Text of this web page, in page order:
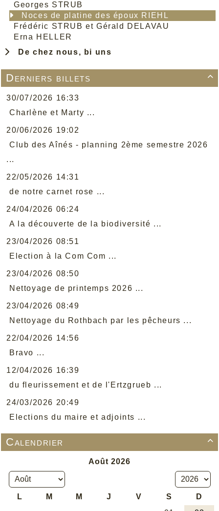
Georges STRUB
Noces de platine des époux RIEHL
Frédéric STRUB et Gérald DELAVAU
Erna HELLER
De chez nous, bi uns

Derniers billets
30/07/2026 16:33
Charlène et Marty ...
20/06/2026 19:02
Club des Aînés - planning 2ème semestre 2026
...
22/05/2026 14:31
de notre carnet rose ...
24/04/2026 06:24
A la découverte de la biodiversité ...
23/04/2026 08:51
Election à la Com Com ...
23/04/2026 08:50
Nettoyage de printemps 2026 ...
23/04/2026 08:49
Nettoyage du Rothbach par les pêcheurs ...
22/04/2026 14:56
Bravo ...
12/04/2026 16:39
du fleurissement et de l'Ertzgrueb ...
24/03/2026 20:49
Elections du maire et adjoints ...

Calendrier